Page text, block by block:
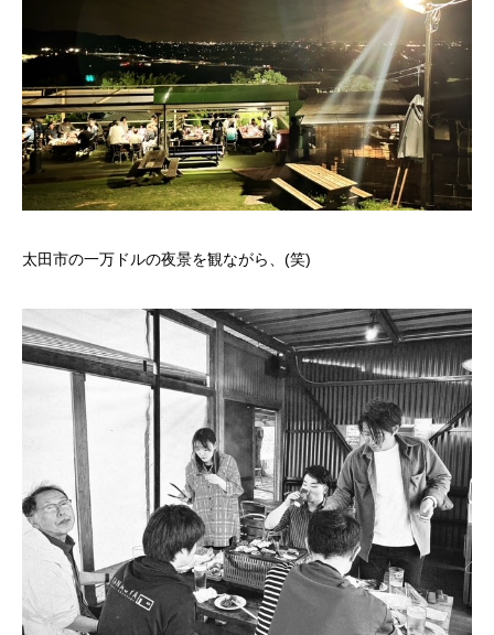
太田市の一万ドルの夜景を観ながら、(笑)